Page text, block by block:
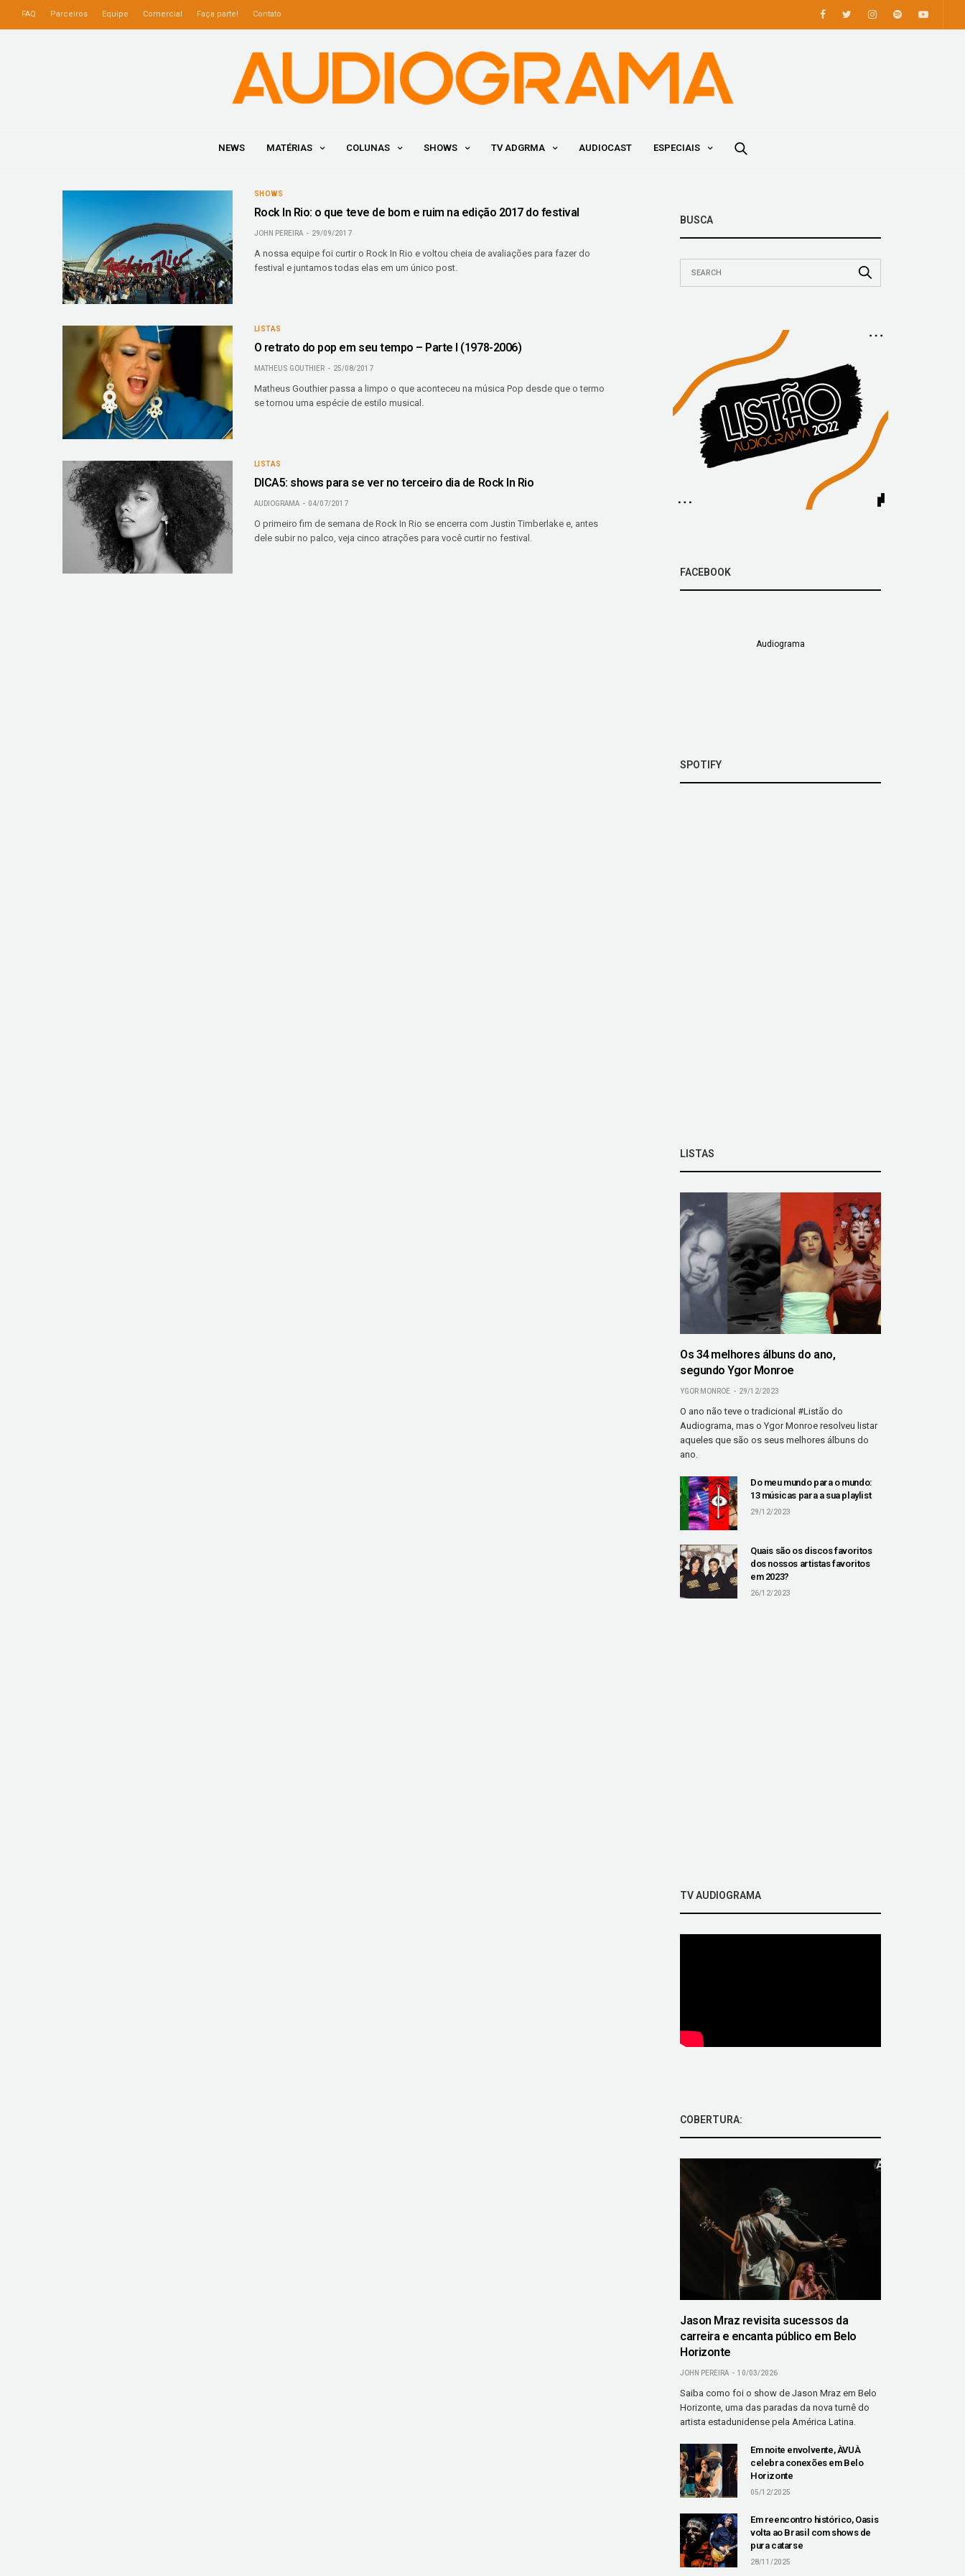
FAQ Parceiros Equipe Comercial Faça parte! Contato
NEWS MATÉRIAS COLUNAS SHOWS TV ADGRMA AUDIOCAST ESPECIAIS
SHOWS
Rock In Rio: o que teve de bom e ruim na edição 2017 do festival
JOHN PEREIRA 29/09/2017
A nossa equipe foi curtir o Rock In Rio e voltou cheia de avaliações para fazer do
festival e juntamos todas elas em um único post.
LISTAS
O retrato do pop em seu tempo – Parte I (1978-2006)
MATHEUS GOUTHIER 25/08/2017
Matheus Gouthier passa a limpo o que aconteceu na música Pop desde que o termo
se tornou uma espécie de estilo musical.
LISTAS
DICA5: shows para se ver no terceiro dia de Rock In Rio
AUDIOGRAMA 04/07/2017
O primeiro fim de semana de Rock In Rio se encerra com Justin Timberlake e, antes
dele subir no palco, veja cinco atrações para você curtir no festival.
BUSCA
FACEBOOK
Audiograma
SPOTIFY
LISTAS
Os 34 melhores álbuns do ano,
segundo Ygor Monroe
YGOR MONROE 29/12/2023
O ano não teve o tradicional #Listão do
Audiograma, mas o Ygor Monroe resolveu listar
aqueles que são os seus melhores álbuns do
ano.
Do meu mundo para o mundo:
13 músicas para a sua playlist
29/12/2023
Quais são os discos favoritos
dos nossos artistas favoritos
em 2023?
26/12/2023
TV AUDIOGRAMA
COBERTURA:
Jason Mraz revisita sucessos da
carreira e encanta público em Belo
Horizonte
JOHN PEREIRA 10/03/2026
Saiba como foi o show de Jason Mraz em Belo
Horizonte, uma das paradas da nova turnê do
artista estadunidense pela América Latina.
Em noite envolvente, ÀVUÀ
celebra conexões em Belo
Horizonte
05/12/2025
Em reencontro histórico, Oasis
volta ao Brasil com shows de
pura catarse
28/11/2025